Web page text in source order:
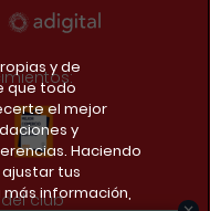
club
y de
que todo
el mejor
y
Haciendo
ajustar tus
información,